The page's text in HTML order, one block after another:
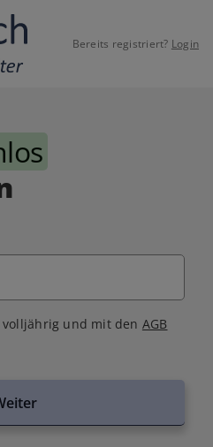
Bereits registriert? Login
und mit den AGB